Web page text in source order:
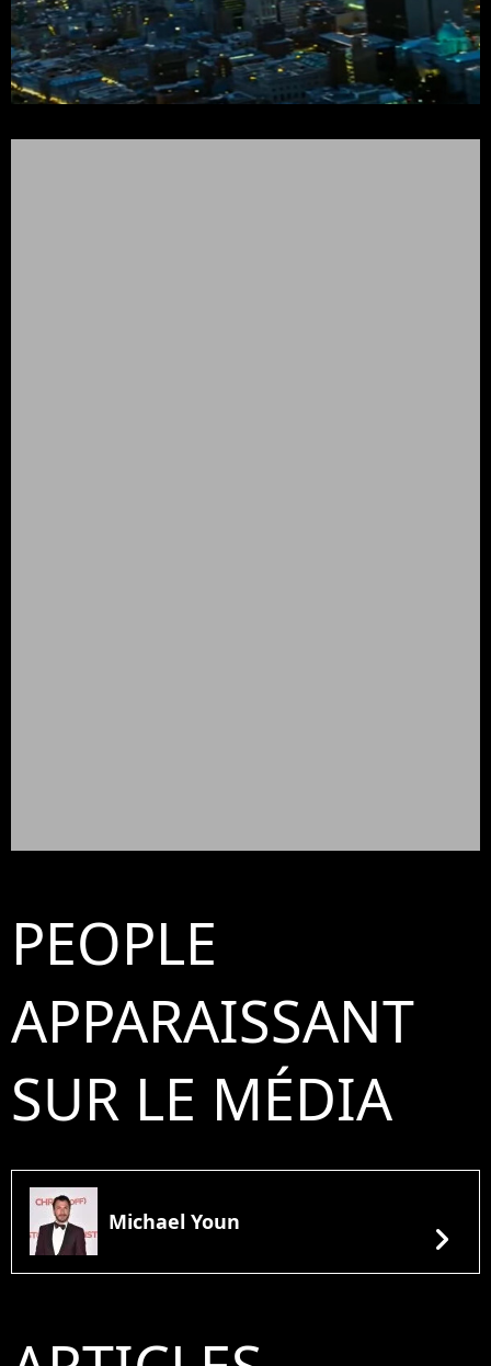
PEOPLE
APPARAISSANT
SUR LE MÉDIA
Michael Youn chevron_right